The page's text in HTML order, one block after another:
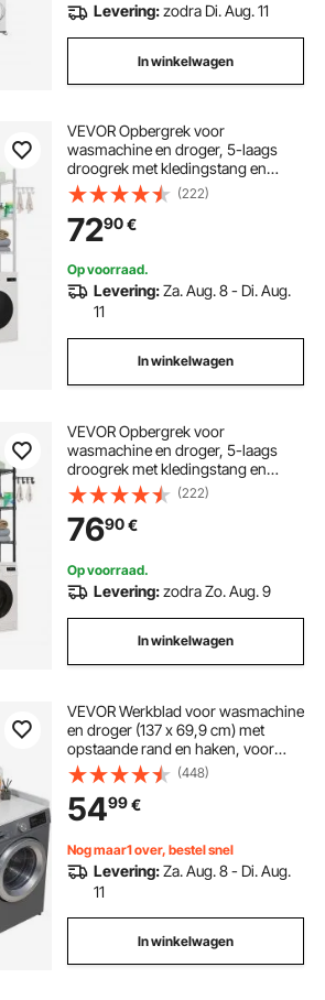
Levering:zodra Di. Aug. 11
In winkelwagen
VEVOR Opbergrek voor
wasmachine en droger, 5-laags
droogrek met kledingstang en
haken, tweelaags en verstelbare
planken voor wasmachine voor
opslag en organisatie, wit
(222)
7290€
Op voorraad.
Levering:Za. Aug. 8 - Di. Aug.
11
In winkelwagen
VEVOR Opbergrek voor
wasmachine en droger, 5-laags
droogrek met kledingstang en
haken, tweelaags en verstelbare
planken voor wasmachine voor
opslag en organisatie, zwart
(222)
7690€
Op voorraad.
Levering:zodra Zo. Aug. 9
In winkelwagen
VEVOR Werkblad voor wasmachine
en droger (137 x 69,9 cm) met
opstaande rand en haken, voor
organisatie en opbergruimte in
linnenkast, voorraadkast of
keukenblad, draagvermogen tot 113
kg, grijs
(448)
5499€
Nog maar1 over, bestel snel
Levering:Za. Aug. 8 - Di. Aug.
11
In winkelwagen